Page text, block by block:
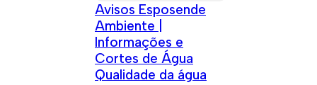
Avisos Esposende
Ambiente |
Informações e
Cortes de Água
Qualidade da água